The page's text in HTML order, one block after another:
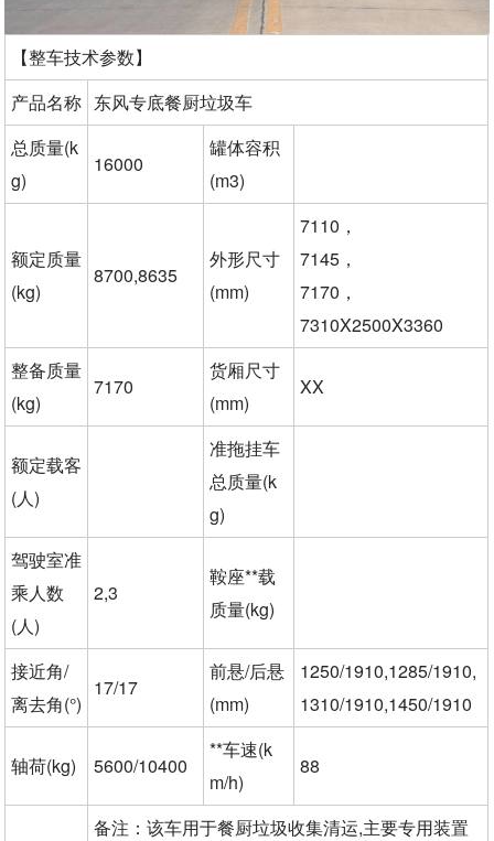
【整车技术参数】
产品名称 东风专底餐厨垃圾车
总质量(k
g)
16000
罐体容积
(m3)
额定质量
(kg)
8700,8635
外形尺寸
(mm)
7110，
7145，
7170，
7310X2500X3360
整备质量
(kg)
7170
货厢尺寸
(mm)
XX
额定载客
(人)
准拖挂车
总质量(k
g)
驾驶室准
乘人数
(人)
2,3
鞍座**载
质量(kg)
接近角/
离去角(°)
17/17
前悬/后悬
(mm)
1250/1910,1285/1910,
1310/1910,1450/1910
轴荷(kg) 5600/10400
**车速(k
m/h)
88
备注：该车用于餐厨垃圾收集清运,主要专用装置